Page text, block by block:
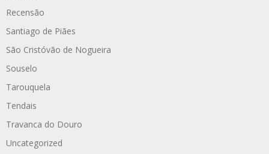
Recensão
Santiago de Piães
São Cristóvão de Nogueira
Souselo
Tarouquela
Tendais
Travanca do Douro
Uncategorized